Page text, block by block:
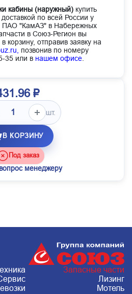
кабины (наружный) купить
по всей России у
ПАО "КамАЗ" в Набережных
в Союз-Регион вы
корзину, отправив заявку на
позвонив по номеру
35 или в нашем офисе
₽
шт.
В КОРЗИНУ
Под заказ
менеджеру
Запасные части
Лизинг
Мотель